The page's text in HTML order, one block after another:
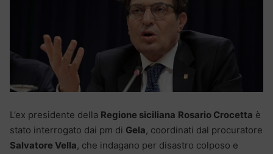
L’ex presidente della Regione siciliana Rosario Crocetta è
stato interrogato dai pm di Gela, coordinati dal procuratore
Salvatore Vella, che indagano per disastro colposo e